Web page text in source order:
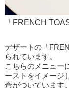
「FRENCH
デザートの「
られています。
こちらのメニュー
ーストをイメージ
倉がついています。